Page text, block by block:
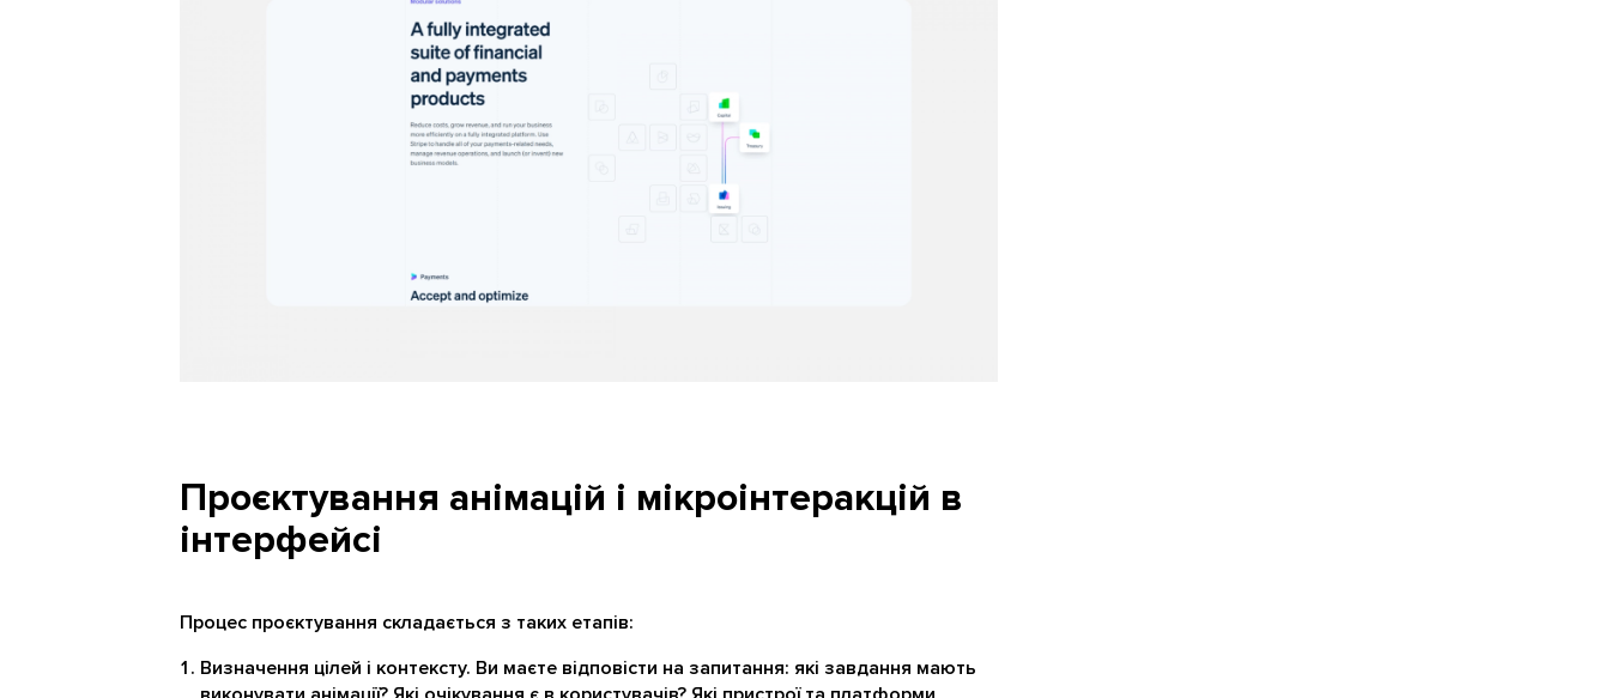
Проєктування анімацій і мікроінтеракцій в
інтерфейсі
Процес проєктування складається з таких етапів:
Визначення цілей і контексту. Ви маєте відповісти на запитання: які завдання мають